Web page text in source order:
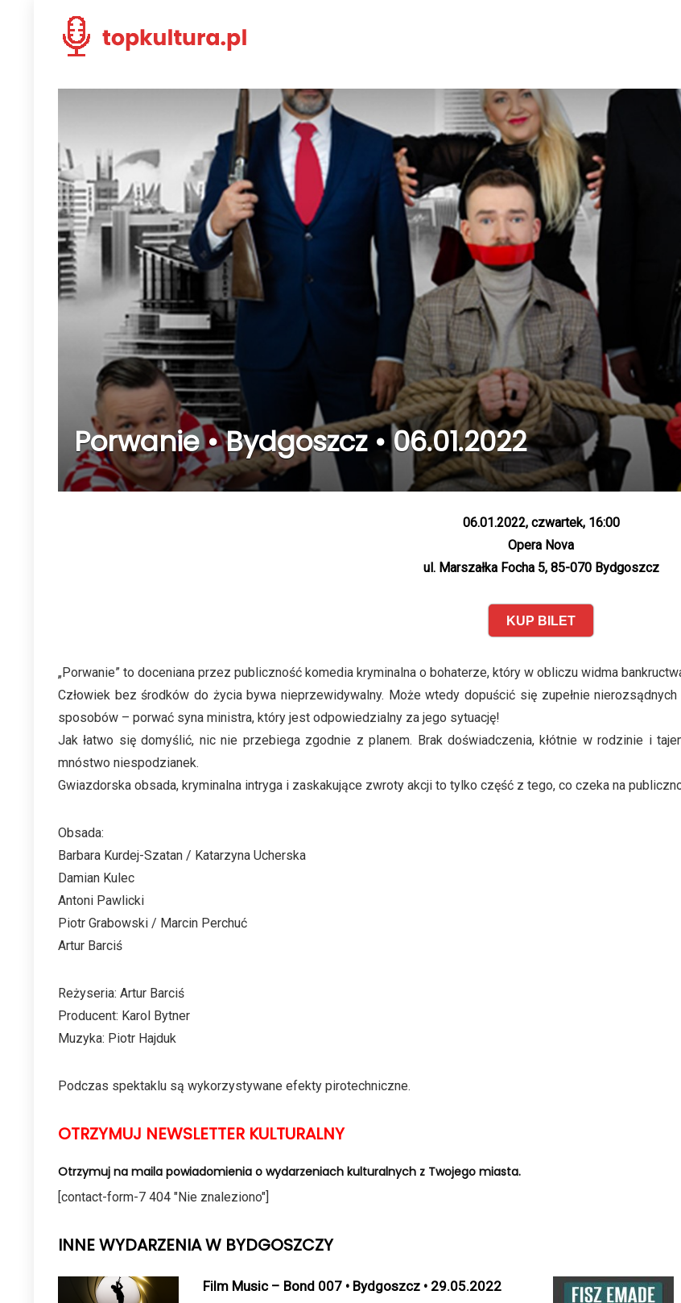
Porwanie • Bydgoszcz • 06.01.2022
06.01.2022, czwartek, 16:00
Opera Nova
ul. Marszałka Focha 5, 85-070 Bydgoszcz
KUP BILET
„Porwanie” to doceniana przez publiczność komedia kryminalna o bohaterze, który w obliczu widma
Człowiek bez środków do życia bywa nieprzewidywalny. Może wtedy dopuścić się zupełnie
sposobów – porwać syna ministra, który jest odpowiedzialny za jego sytuację!
Jak łatwo się domyślić, nic nie przebiega zgodnie z planem. Brak doświadczenia, kłótnie w rodzinie i
mnóstwo niespodzianek.
Gwiazdorska obsada, kryminalna intryga i zaskakujące zwroty akcji to tylko część z tego, co czeka na
Obsada:
Barbara Kurdej-Szatan / Katarzyna Ucherska
Damian Kulec
Antoni Pawlicki
Piotr Grabowski / Marcin Perchuć
Artur Barciś
Reżyseria: Artur Barciś
Producent: Karol Bytner
Muzyka: Piotr Hajduk
Podczas spektaklu są wykorzystywane efekty pirotechniczne.
OTRZYMUJ NEWSLETTER KULTURALNY
Otrzymuj na maila powiadomienia o wydarzeniach kulturalnych z Twojego miasta.
[contact-form-7 404 "Nie znaleziono"]
INNE WYDARZENIA W BYDGOSZCZY
Film Music – Bond 007 • Bydgoszcz • 29.05.2022